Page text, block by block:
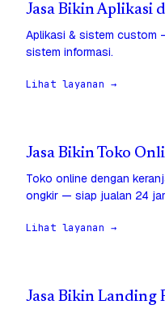
Jasa Bikin Aplikasi
Aplikasi & sistem custom
sistem informasi.
Lihat layanan →
Jasa Bikin Toko
Toko online dengan
ongkir — siap jualan 24
Lihat layanan →
Jasa Bikin Landing